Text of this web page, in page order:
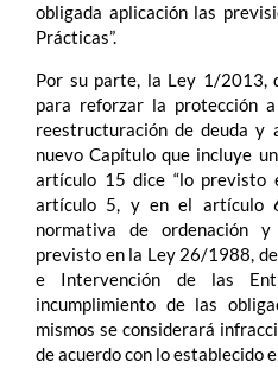
obligada aplicación las
Prácticas”.
Por su parte, la Ley 1/2013,
para reforzar la protección
reestructuración de deuda y
nuevo Capítulo que incluye
artículo 15 dice “lo previsto
artículo 5, y en el artículo
normativa de ordenación
previsto en la Ley 26/1988,
e Intervención de las
incumplimiento de las
mismos se considerará
de acuerdo con lo establecido